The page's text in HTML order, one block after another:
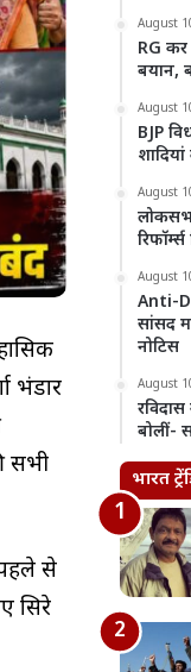
भंडार
सभी
से
सिरे
August
RG कर
बयान,
August
BJP
August
August
Anti-
सांसद
नोटिस
August
बोलीं-
भारत